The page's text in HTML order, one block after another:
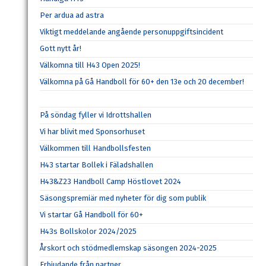
Per ardua ad astra
Viktigt meddelande angående personuppgiftsincident
Gott nytt år!
Välkomna till H43 Open 2025!
Välkomna på Gå Handboll för 60+ den 13e och 20 december!
På söndag fyller vi Idrottshallen
Vi har blivit med Sponsorhuset
Välkommen till Handbollsfesten
H43 startar Bollek i Fäladshallen
H43&Z23 Handboll Camp Höstlovet 2024
Säsongspremiär med nyheter för dig som publik
Vi startar Gå Handboll för 60+
H43s Bollskolor 2024/2025
Årskort och stödmedlemskap säsongen 2024-2025